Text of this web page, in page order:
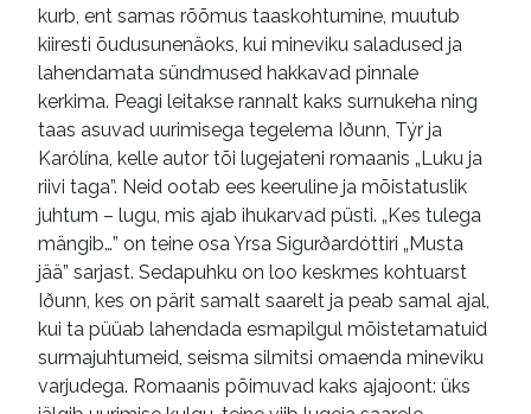
kurb, ent samas rõõmus taaskohtumine, muutub
kiiresti õudusunenäoks, kui mineviku saladused ja
lahendamata sündmused hakkavad pinnale
kerkima. Peagi leitakse rannalt kaks surnukeha ning
taas asuvad uurimisega tegelema Iðunn, Týr ja
Karólína, kelle autor tõi lugejateni romaanis „Luku ja
riivi taga”. Neid ootab ees keeruline ja mõistatuslik
juhtum – lugu, mis ajab ihukarvad püsti. „Kes tulega
mängib…” on teine osa Yrsa Sigurðardóttiri „Musta
jää” sarjast. Sedapuhku on loo keskmes kohtuarst
Iðunn, kes on pärit samalt saarelt ja peab samal ajal,
kui ta püüab lahendada esmapilgul mõistetamatuid
surmajuhtumeid, seisma silmitsi omaenda mineviku
varjudega. Romaanis põimuvad kaks ajajoont: üks